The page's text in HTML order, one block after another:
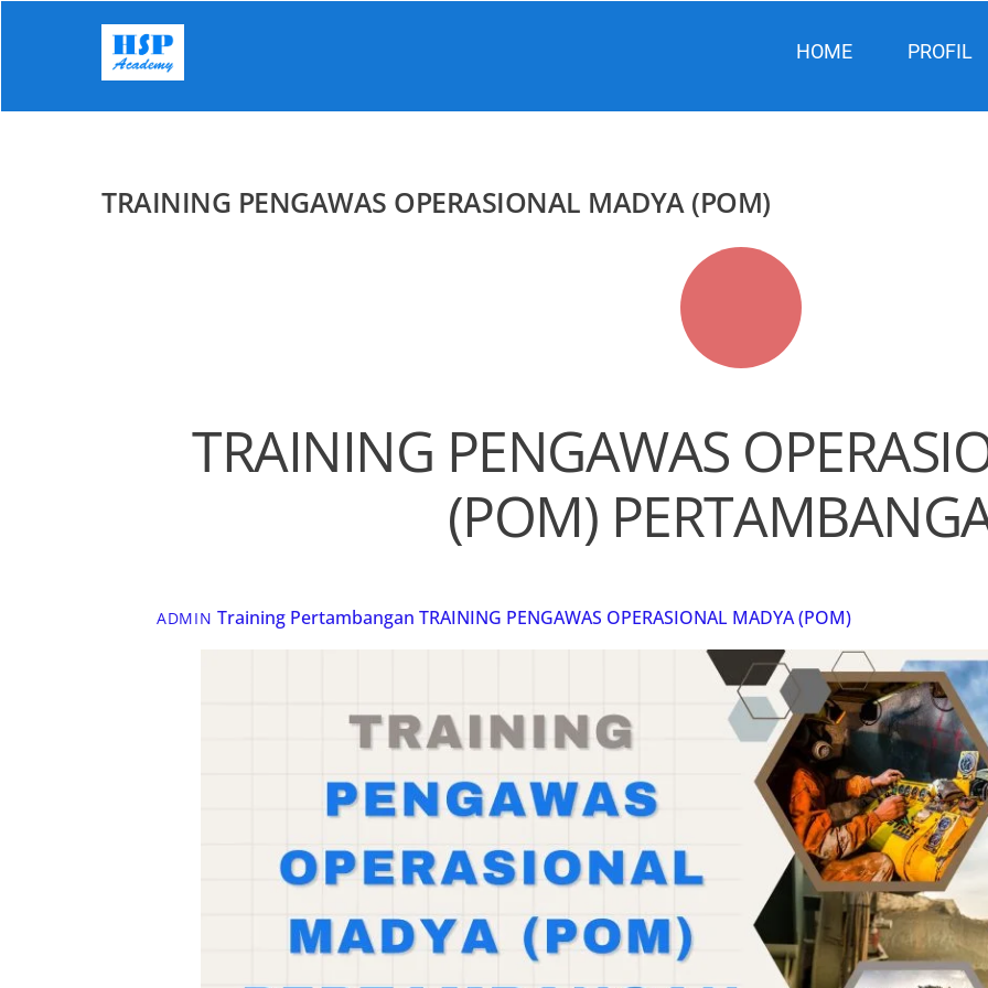
HOME PROFIL
TRAINING PENGAWAS OPERASIONAL MADYA (POM)
TRAINING PENGAWAS
(POM)
ADMIN Training Pertambangan TRAINING PENGAWAS OPERASIONAL MADYA (POM)